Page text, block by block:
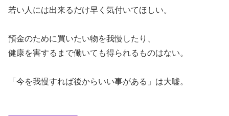
若い人には出来るだけ早く気付いてほしい。
預金のために買いたい物を我慢したり、
健康を害するまで働いても得られるものはない。
「今を我慢すれば後からいい事がある」は大嘘。